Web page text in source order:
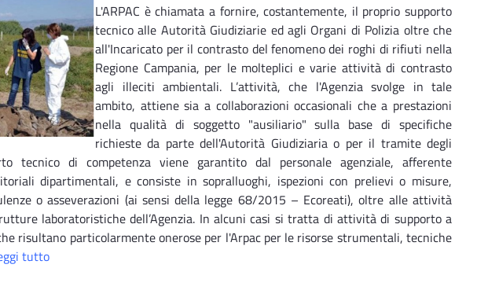
L'ARPAC è chiamata a fornire, costantemente, il proprio supporto
tecnico alle Autorità Giudiziarie ed agli Organi di Polizia oltre che
all'Incaricato per il contrasto del fenomeno dei roghi di rifiuti nella
Regione Campania, per le molteplici e varie attività di contrasto
agli illeciti ambientali. L’attività, che l'Agenzia svolge in tale
ambito, attiene sia a collaborazioni occasionali che a prestazioni
nella qualità di soggetto "ausiliario" sulla base di specifiche
richieste da parte dell'Autorità Giudiziaria o per il tramite degli
tecnico di competenza viene garantito dal personale agenziale, afferente
dipartimentali, e consiste in sopralluoghi, ispezioni con prelievi o misure,
o asseverazioni (ai sensi della legge 68/2015 – Ecoreati), oltre alle attività
laboratoristiche dell’Agenzia. In alcuni casi si tratta di attività di supporto a
risultano particolarmente onerose per l'Arpac per le risorse strumentali, tecniche
tutto